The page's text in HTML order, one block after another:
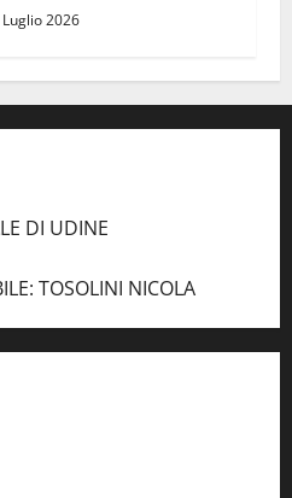
2026
DI UDINE
TOSOLINI NICOLA